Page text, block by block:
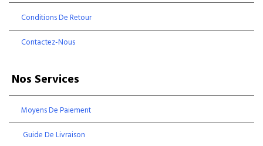
Conditions De Retour
Contactez-Nous
Nos Services
Moyens De Paiement
Guide De Livraison